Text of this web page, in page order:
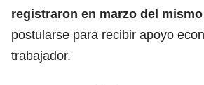
registraron en marzo del
postularse para recibir apoyo
trabajador.